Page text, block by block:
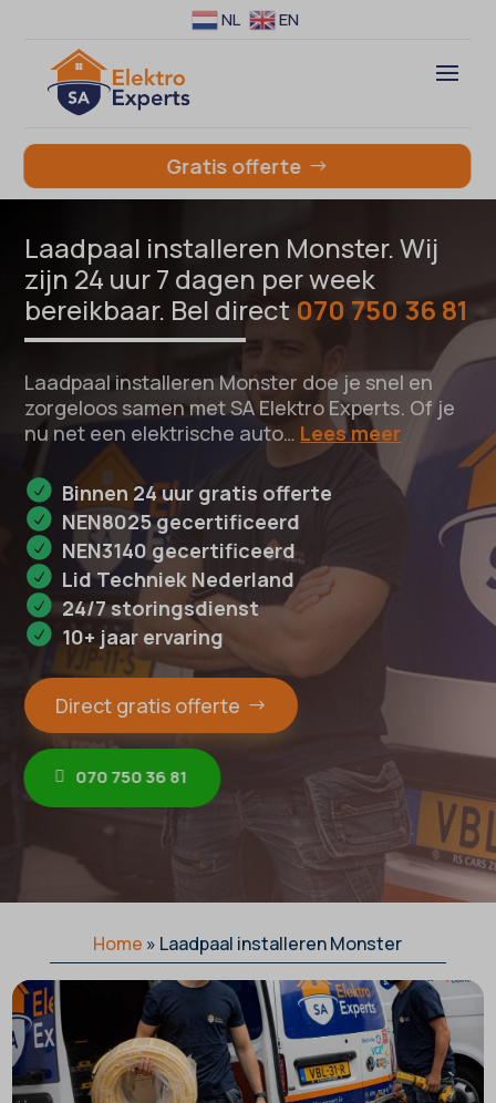
NL EN
Gratis offerte
Laadpaal installeren Monster. Wij
zijn 24 uur 7 dagen per week
bereikbaar. Bel direct070 750 36 81
Laadpaal installeren Monster doe je snel en
zorgeloos samen met SA Elektro Experts. Of je
nu net een elektrische auto… Lees meer
Binnen 24 uur gratis offerte
NEN8025 gecertificeerd
NEN3140 gecertificeerd
Lid Techniek Nederland
24/7 storingsdienst
10+ jaar ervaring
Direct gratis offerte
070 750 36 81
Home » Laadpaal installeren Monster